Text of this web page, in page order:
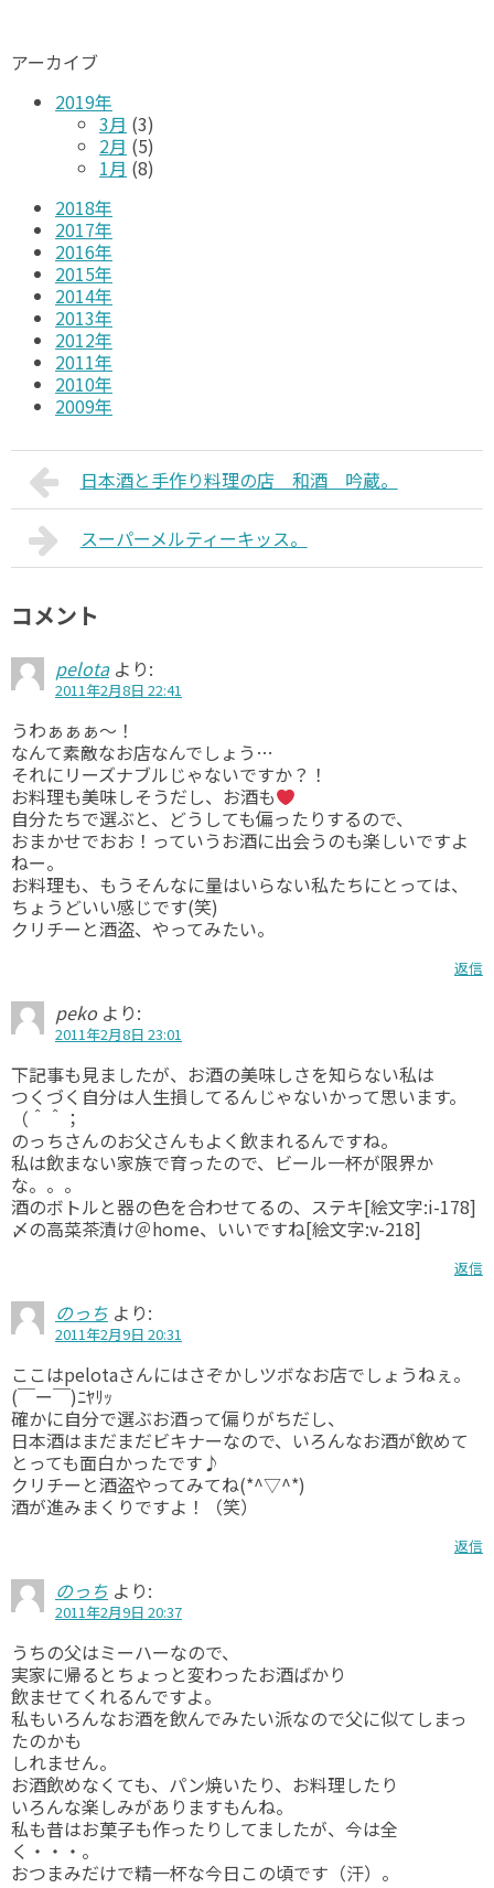
アーカイブ
2019年
3月 (3)
2月 (5)
1月 (8)
2018年
2017年
2016年
2015年
2014年
2013年
2012年
2011年
2010年
2009年
日本酒と手作り料理の店 和酒 吟蔵。
スーパーメルティーキッス。
コメント
pelota より:
2011年2月8日 22:41
うわぁぁぁ～！
なんて素敵なお店なんでしょう…
それにリーズナブルじゃないですか？！
お料理も美味しそうだし、お酒も
自分たちで選ぶと、どうしても偏ったりするので、
おまかせでおお！っていうお酒に出会うのも楽しいですよ
ねー。
お料理も、もうそんなに量はいらない私たちにとっては、
ちょうどいい感じです(笑)
クリチーと酒盗、やってみたい。
返信
peko より:
2011年2月8日 23:01
下記事も見ましたが、お酒の美味しさを知らない私は
つくづく自分は人生損してるんじゃないかって思います。
（＾＾；
のっちさんのお父さんもよく飲まれるんですね。
私は飲まない家族で育ったので、ビール一杯が限界か
な。。。
酒のボトルと器の色を合わせてるの、ステキ[絵文字:i-178]
〆の高菜茶漬け＠home、いいですね[絵文字:v-218]
返信
のっち より:
2011年2月9日 20:31
ここはpelotaさんにはさぞかしツボなお店でしょうねぇ。
(￣ー￣)ﾆﾔﾘｯ
確かに自分で選ぶお酒って偏りがちだし、
日本酒はまだまだビキナーなので、いろんなお酒が飲めて
とっても面白かったです♪
クリチーと酒盗やってみてね(*^▽^*)
酒が進みまくりですよ！（笑）
返信
のっち より:
2011年2月9日 20:37
うちの父はミーハーなので、
実家に帰るとちょっと変わったお酒ばかり
飲ませてくれるんですよ。
私もいろんなお酒を飲んでみたい派なので父に似てしまっ
たのかも
しれません。
お酒飲めなくても、パン焼いたり、お料理したり
いろんな楽しみがありますもんね。
私も昔はお菓子も作ったりしてましたが、今は全
く・・・。
おつまみだけで精一杯な今日この頃です（汗）。